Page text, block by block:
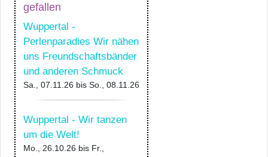
gefallen
Wuppertal -
Perlenparadies Wir nähen
uns Freundschaftsbänder
und anderen Schmuck
Sa., 07.11.26 bis So., 08.11.26
Wuppertal - Wir tanzen
um die Welt!
Mo., 26.10.26 bis Fr.,